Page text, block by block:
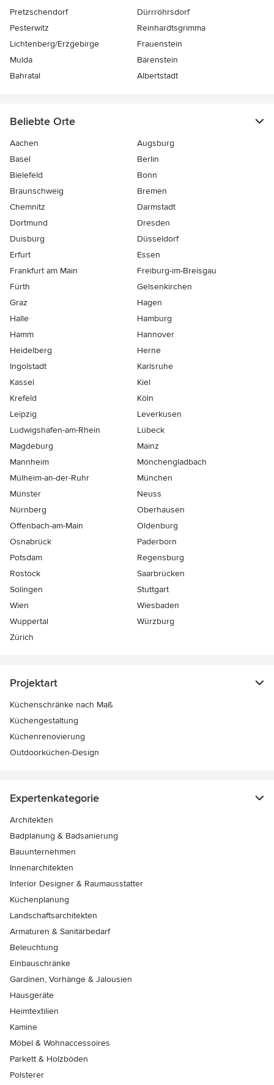
Pretzschendorf
Dürrröhrsdorf
Pesterwitz
Reinhardtsgrimma
Lichtenberg/Erzgebirge
Frauenstein
Mulda
Bärenstein
Bahratal
Albertstadt
Beliebte Orte
Aachen
Augsburg
Basel
Berlin
Bielefeld
Bonn
Braunschweig
Bremen
Chemnitz
Darmstadt
Dortmund
Dresden
Duisburg
Düsseldorf
Erfurt
Essen
Frankfurt am Main
Freiburg-im-Breisgau
Fürth
Gelsenkirchen
Graz
Hagen
Halle
Hamburg
Hamm
Hannover
Heidelberg
Herne
Ingolstadt
Karlsruhe
Kassel
Kiel
Krefeld
Köln
Leipzig
Leverkusen
Ludwigshafen-am-Rhein
Lübeck
Magdeburg
Mainz
Mannheim
Mönchen­gladbach
Mülheim-an-der-Ruhr
München
Münster
Neuss
Nürnberg
Oberhausen
Offenbach-am-Main
Oldenburg
Osnabrück
Paderborn
Potsdam
Regensburg
Rostock
Saarbrücken
Solingen
Stuttgart
Wien
Wiesbaden
Wuppertal
Würzburg
Zürich
Projektart
Küchenschränke nach Maß
Küchengestaltung
Küchenrenovierung
Outdoorküchen-Design
Expertenkategorie
Architekten
Badplanung & Badsanierung
Bauunternehmen
Innenarchitekten
Interior Designer & Raumausstatter
Küchenplanung
Landschaftsarchitekten
Armaturen & Sanitärbedarf
Beleuchtung
Einbauschränke
Gardinen, Vorhänge & Jalousien
Hausgeräte
Heimtextilien
Kamine
Möbel & Wohnaccessoires
Parkett & Holzböden
Polsterer